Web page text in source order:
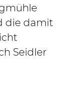
die damit
Seidler